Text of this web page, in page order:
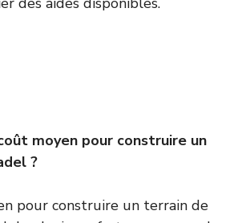
moyen pour construire un
?
pour construire un terrain de